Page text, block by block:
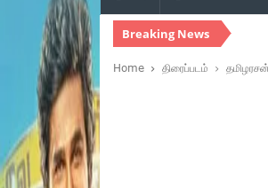
Breaking News
Home திரைப்படம்